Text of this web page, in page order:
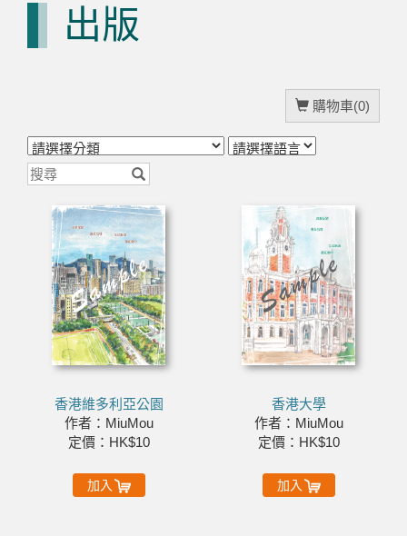
出版
購物車(0)
香港維多利亞公園
作者：MiuMou
定價：HK$10
加入
香港大學
作者：MiuMou
定價：HK$10
加入